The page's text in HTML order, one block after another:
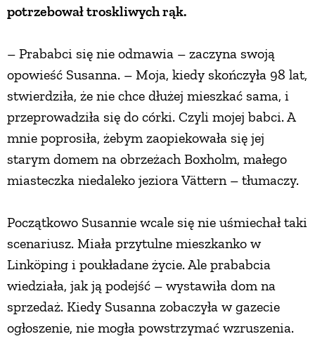
potrzebował troskliwych rąk.
– Prababci się nie odmawia – zaczyna swoją
opowieść Susanna. – Moja, kiedy skończyła 98 lat,
stwierdziła, że nie chce dłużej mieszkać sama, i
przeprowadziła się do córki. Czyli mojej babci. A
mnie poprosiła, żebym zaopiekowała się jej
starym domem na obrzeżach Boxholm, małego
miasteczka niedaleko jeziora Vättern – tłumaczy.
Początkowo Susannie wcale się nie uśmiechał taki
scenariusz. Miała przytulne mieszkanko w
Linköping i poukładane życie. Ale prababcia
wiedziała, jak ją podejść – wystawiła dom na
sprzedaż. Kiedy Susanna zobaczyła w gazecie
ogłoszenie, nie mogła powstrzymać wzruszenia.